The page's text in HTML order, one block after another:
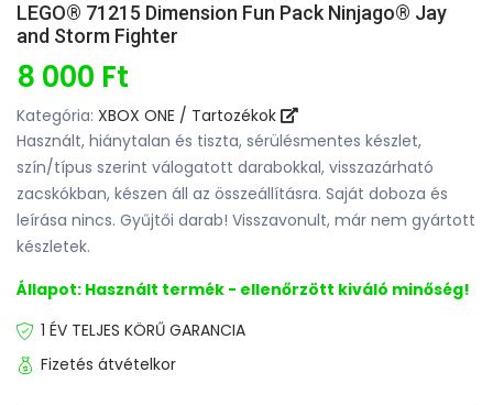
LEGO® 71215 Dimension Fun Pack Ninjago® Jay
and Storm Fighter
8 000 Ft
Kategória: XBOX ONE / Tartozékok
Használt, hiánytalan és tiszta, sérülésmentes készlet,
szín/típus szerint válogatott darabokkal, visszazárható
zacskókban, készen áll az összeállításra. Saját doboza és
leírása nincs. Gyűjtői darab! Visszavonult, már nem gyártott
készletek.
Állapot: Használt termék - ellenőrzött kiváló minőség!
1 ÉV TELJES KÖRŰ GARANCIA
Fizetés átvételkor